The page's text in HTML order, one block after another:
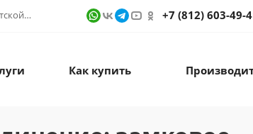
г. Санкт-Петербург, ул. Фучика д. 9, ТК "КУБАТУРА" (вход со стороны ул. Будапештской) № 1в.541 +7 (812) 603-49-
Как купить